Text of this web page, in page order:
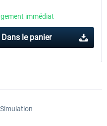
immédiat
Dans le panier